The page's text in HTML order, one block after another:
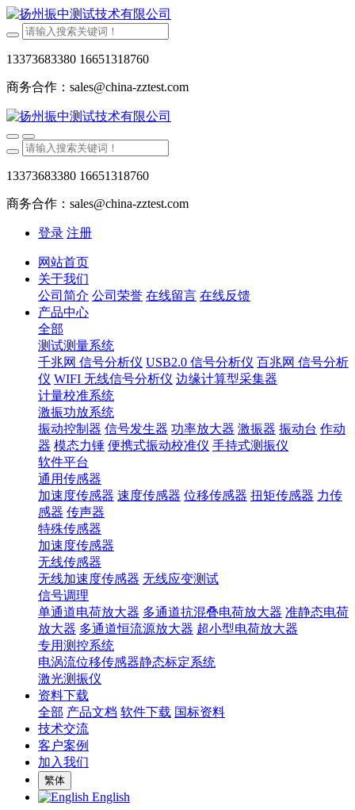
13373683380 16651318760
商务合作：sales@china-zztest.com
13373683380 16651318760
商务合作：sales@china-zztest.com
登录 注册
网站首页
关于我们
公司简介 公司荣誉 在线留言 在线反馈
产品中心
全部
测试测量系统
千兆网 信号分析仪 USB2.0 信号分析仪 百兆网 信号分析
仪 WIFI 无线信号分析仪 边缘计算型采集器
计量校准系统
激振功放系统
振动控制器 信号发生器 功率放大器 激振器 振动台 作动
器 模态力锤 便携式振动校准仪 手持式测振仪
软件平台
通用传感器
加速度传感器 速度传感器 位移传感器 扭矩传感器 力传
感器 传声器
特殊传感器
加速度传感器
无线传感器
无线加速度传感器 无线应变测试
信号调理
单通道电荷放大器 多通道抗混叠电荷放大器 准静态电荷
放大器 多通道恒流源放大器 超小型电荷放大器
专用测控系统
电涡流位移传感器静态标定系统
激光测振仪
资料下载
全部 产品文档 软件下载 国标资料
技术交流
客户案例
加入我们
繁体
English